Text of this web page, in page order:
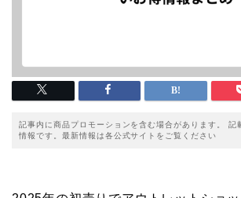
記事内に商品プロモーションを含む場合があります。 記
情報です。最新情報は各公式サイトをご覧ください